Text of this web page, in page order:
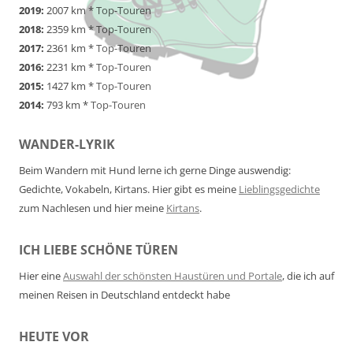
2019: 2007 km *Top-Touren
2018: 2359 km *Top-Touren
2017: 2361 km *Top-Touren
2016: 2231 km *Top-Touren
2015: 1427 km *Top-Touren
2014: 793 km *Top-Touren
WANDER-LYRIK
Beim Wandern mit Hund lerne ich gerne Dinge auswendig:
Gedichte, Vokabeln, Kirtans. Hier gibt es meine Lieblingsgedichte
zum Nachlesen und hier meine Kirtans.
ICH LIEBE SCHÖNE TÜREN
Hier eineAuswahl der schönsten Haustüren und Portale, die ich auf
meinen Reisen in Deutschland entdeckt habe
HEUTE VOR